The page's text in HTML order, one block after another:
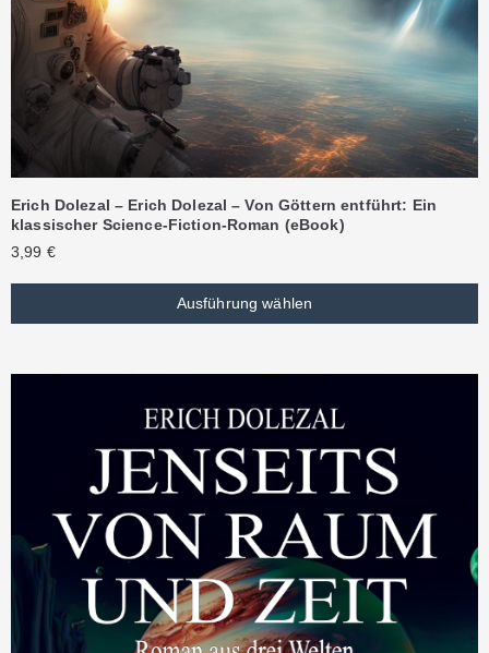
Erich Dolezal – Erich Dolezal – Von Göttern entführt: Ein
klassischer Science-Fiction-Roman (eBook)
3,99 €
Ausführung wählen